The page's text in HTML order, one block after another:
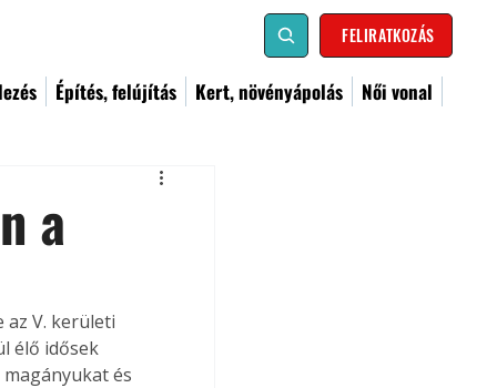
FELIRATKOZÁS
Építés, felújítás Kert, növényápolás Női vonal
a
V. kerületi
élő idősek
és